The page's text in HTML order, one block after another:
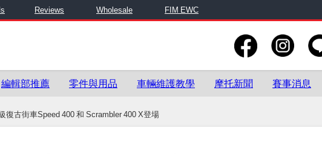
Reviews Wholesale FIM EWC
編輯部推薦 零件與用品 車輛維護教學 摩托新聞 賽事消息
復古街車Speed 400 和 Scrambler 400 X登場